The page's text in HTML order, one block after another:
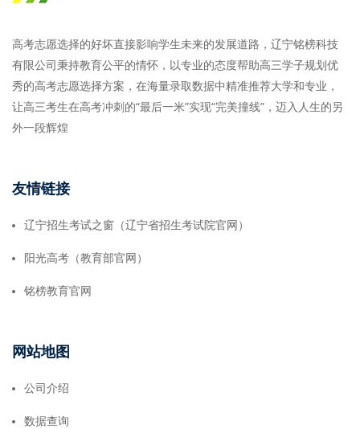
高考志愿选择的好坏直接影响学生未来的发展道路，辽宁铭榜科技
有限公司秉持教育公平的情怀，以专业的态度帮助高三学子规划优
秀的高考志愿选择方案，在海量录取数据中精准推荐大学和专业，
让高三考生在高考冲刺的“最后一米”实现“完美撞线”，迈入人生的另
外一段辉煌
友情链接
辽宁招生考试之窗（辽宁省招生考试院官网）
阳光高考（教育部官网）
铭榜教育官网
网站地图
公司介绍
数据查询